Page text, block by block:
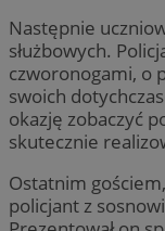
Następnie
służbowych.
czworonogami, o
swoich
okazję zobaczyć
skutecznie
Ostatnim
policjant z